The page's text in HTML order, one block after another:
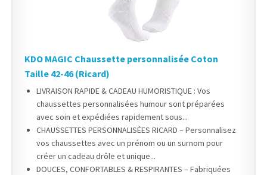
KDO MAGIC Chaussette personnalisée Coton
Taille 42-46 (Ricard)
LIVRAISON RAPIDE & CADEAU HUMORISTIQUE : Vos
chaussettes personnalisées humour sont préparées
avec soin et expédiées rapidement sous...
CHAUSSETTES PERSONNALISÉES RICARD – Personnalisez
vos chaussettes avec un prénom ou un surnom pour
créer un cadeau drôle et unique...
DOUCES, CONFORTABLES & RESPIRANTES – Fabriquées